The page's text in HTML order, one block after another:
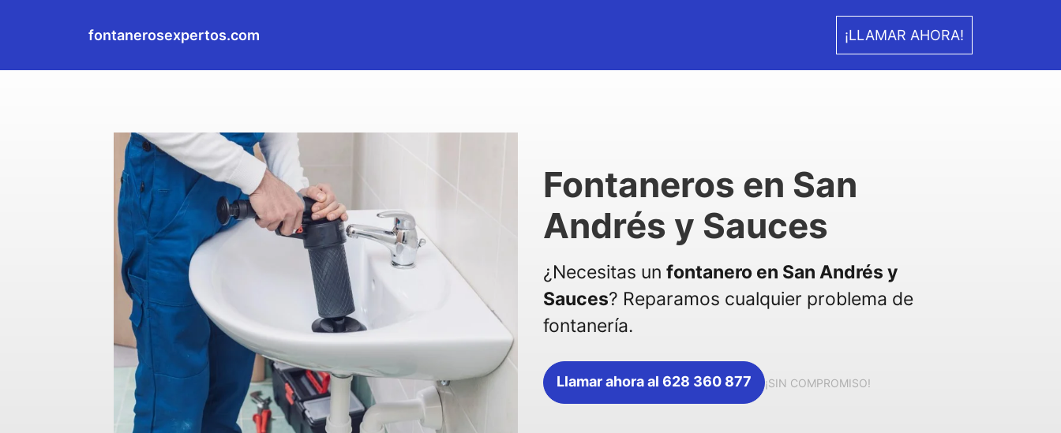
fontanerosexpertos.com ¡LLAMAR AHORA!
Fontaneros en San
Andrés y Sauces
¿Necesitas un fontanero en San Andrés y
Sauces? Reparamos cualquier problema de
fontanería.
Llamar ahora al 628 360 877 ¡SIN COMPROMISO!